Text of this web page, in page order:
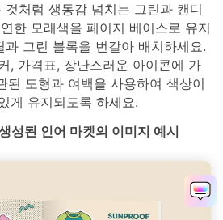
처럼 생동감 넘치는 그린과 캔디
한 모래색을 페이지 베이스로 유지
그린 블록을 번갈아 배치하세요.
, 가격표, 장난스러운 아이콘에 가
된 도형과 여백을 사용하여 색상이
게 유지되도록 하세요.
성된 인어 마켓의 이미지 예시